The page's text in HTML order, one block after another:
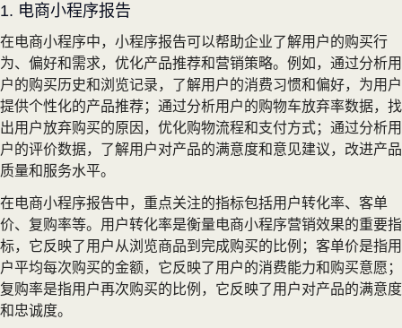
1. 电商小程序报告
在电商小程序中，小程序报告可以帮助企业了解用户的购买行
为、偏好和需求，优化产品推荐和营销策略。例如，通过分析用
户的购买历史和浏览记录，了解用户的消费习惯和偏好，为用户
提供个性化的产品推荐；通过分析用户的购物车放弃率数据，找
出用户放弃购买的原因，优化购物流程和支付方式；通过分析用
户的评价数据，了解用户对产品的满意度和意见建议，改进产品
质量和服务水平。
在电商小程序报告中，重点关注的指标包括用户转化率、客单
价、复购率等。用户转化率是衡量电商小程序营销效果的重要指
标，它反映了用户从浏览商品到完成购买的比例；客单价是指用
户平均每次购买的金额，它反映了用户的消费能力和购买意愿；
复购率是指用户再次购买的比例，它反映了用户对产品的满意度
和忠诚度。